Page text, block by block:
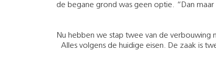
de begane grond was geen optie. “Dan
Nu hebben we stap twee van de
Alles volgens de huidige eisen. De zaak is